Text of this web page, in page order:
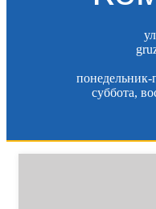
понедельник-
суббота,